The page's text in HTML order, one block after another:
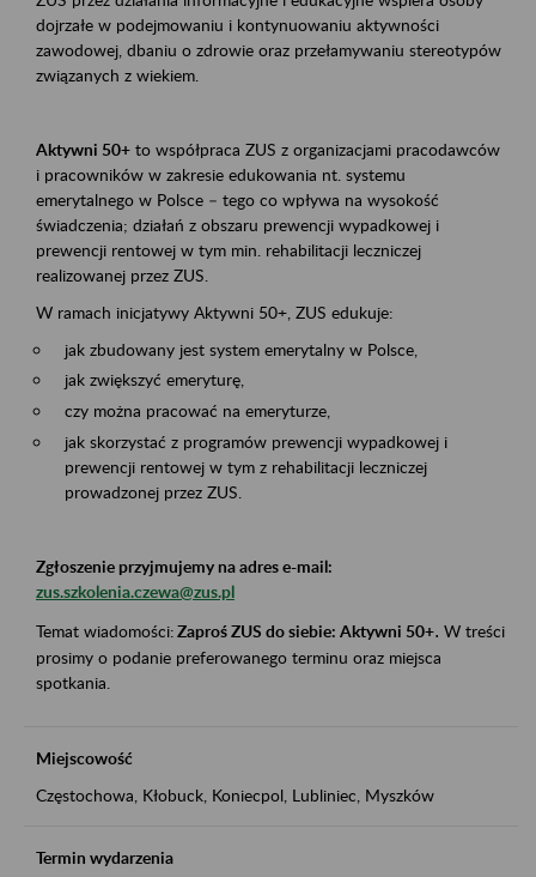
dojrzałe w podejmowaniu i kontynuowaniu aktywności
zawodowej, dbaniu o zdrowie oraz przełamywaniu stereotypów
związanych z wiekiem.
Aktywni 50+ to współpraca ZUS z organizacjami pracodawców
i pracowników w zakresie edukowania nt. systemu
emerytalnego w Polsce – tego co wpływa na wysokość
świadczenia; działań z obszaru prewencji wypadkowej i
prewencji rentowej w tym min. rehabilitacji leczniczej
realizowanej przez ZUS.
W ramach inicjatywy Aktywni 50+, ZUS edukuje:
jak zbudowany jest system emerytalny w Polsce,
jak zwiększyć emeryturę,
czy można pracować na emeryturze,
jak skorzystać z programów prewencji wypadkowej i
prewencji rentowej w tym z rehabilitacji leczniczej
prowadzonej przez ZUS.
Zgłoszenie przyjmujemy na adres e-mail:
zus.szkolenia.czewa@zus.pl
Temat wiadomości:Zaproś ZUS do siebie: Aktywni 50+. W treści
prosimy o podanie preferowanego terminu oraz miejsca
spotkania.
Miejscowość
Częstochowa, Kłobuck, Koniecpol, Lubliniec, Myszków
Termin wydarzenia